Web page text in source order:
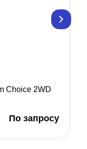
Choice 2WD
По запросу